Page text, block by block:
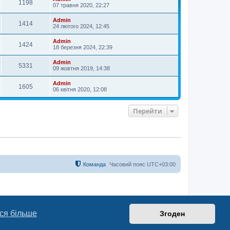
більше Згоден
1198
07 травня 2020, 22:27
1414
Admin
24 лютого 2024, 12:45
1424
Admin
18 березня 2024, 22:39
5331
Admin
09 жовтня 2019, 14:38
1605
Admin
06 квітня 2020, 12:08
Перейти
Часовий пояс UTC+03:00
Команда